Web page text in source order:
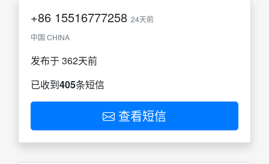
+86 15516777258 24天前
中国 CHINA
发布于 362天前
已收到405条短信
查看短信